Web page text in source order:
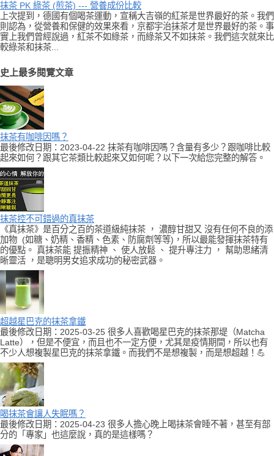
抹茶 PK 綠茶 (煎茶) --- 營養成份比較
上次提到，德國有個喝茶運動，宣稱大吉嶺的紅茶是世界最好的茶。我們
則認為，從營養和保健的效果來看，京都宇治抹茶才是世界最好的茶。事
實上我們曾經說過，紅茶不如綠茶，而綠茶又不如抹茶。我們這次就來比
較綠茶和抹茶...
史上最多閱覽文章
抹茶有咖啡因嗎？
最後修改日期：2023-04-22 抹茶有咖啡因嗎？含量有多少？跟咖啡比較
起來如何？跟其它茶類比較起來又如何呢？以下一次給您完整的解答。
抹茶控不可錯過的真抹茶
《真抹茶》是百分之百的茶道級純抹茶 ， 濃醇甘甜又 沒有任何不良的添
加物 (如糖、奶精、香精、色素、防腐劑等等)，所以最能發揮抹茶特有
的優點。 真抹茶能 提振精神 、 使人放鬆 、 提升專注力 ， 幫助思緒清
晰靈活 ，是聰明男女追求成功的秘密武器。
超越星巴克的抹茶拿鐵
最後修改日期：2025-03-25 很多人喜歡喝星巴克的抹茶那堤（Matcha
Latte），但是不便宜，而且也不一定方便，尤其是疫情期間，所以也有
不少人想複製星巴克的抹茶拿鐵。而我們不是想複製，而是想超越！💪
喝抹茶會讓人失眠嗎？
最後修改日期：2025-04-23 很多人擔心晚上喝抹茶會睡不著，甚至有部
分的「專家」也這麼說，真的是這樣嗎？